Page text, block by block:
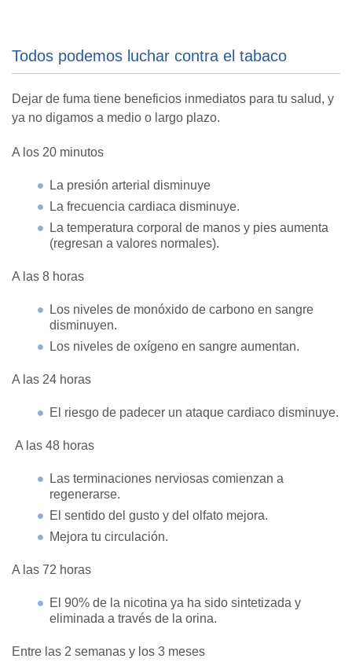
Todos podemos luchar contra el tabaco
Dejar de fuma tiene beneficios inmediatos para tu salud, y
ya no digamos a medio o largo plazo.
A los 20 minutos
La presión arterial disminuye
La frecuencia cardiaca disminuye.
La temperatura corporal de manos y pies aumenta
(regresan a valores normales).
A las 8 horas
Los niveles de monóxido de carbono en sangre
disminuyen.
Los niveles de oxígeno en sangre aumentan.
A las 24 horas
El riesgo de padecer un ataque cardiaco disminuye.
A las 48 horas
Las terminaciones nerviosas comienzan a
regenerarse.
El sentido del gusto y del olfato mejora.
Mejora tu circulación.
A las 72 horas
El 90% de la nicotina ya ha sido sintetizada y
eliminada a través de la orina.
Entre las 2 semanas y los 3 meses